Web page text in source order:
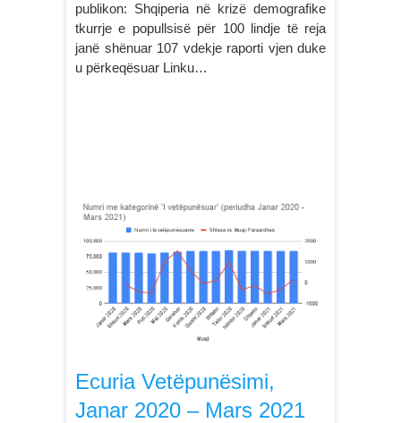
publikon: Shqiperia në krizë demografike
tkurrje e popullsisë për 100 lindje të reja
janë shënuar 107 vdekje raporti vjen duke
u përkeqësuar Linku…
Ecuria Vetëpunësimi,
Janar 2020 – Mars 2021